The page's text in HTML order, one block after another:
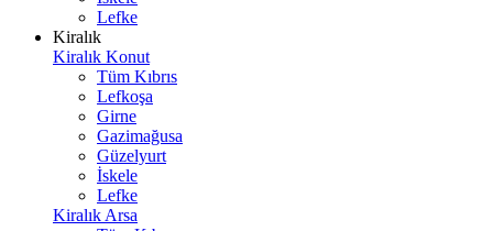
Lefke
Kiralık
Kiralık Konut
Tüm Kıbrıs
Lefkoşa
Girne
Gazimağusa
Güzelyurt
İskele
Lefke
Kiralık Arsa